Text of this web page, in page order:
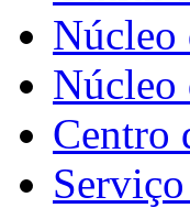
Núcleo
Núcleo
Centro